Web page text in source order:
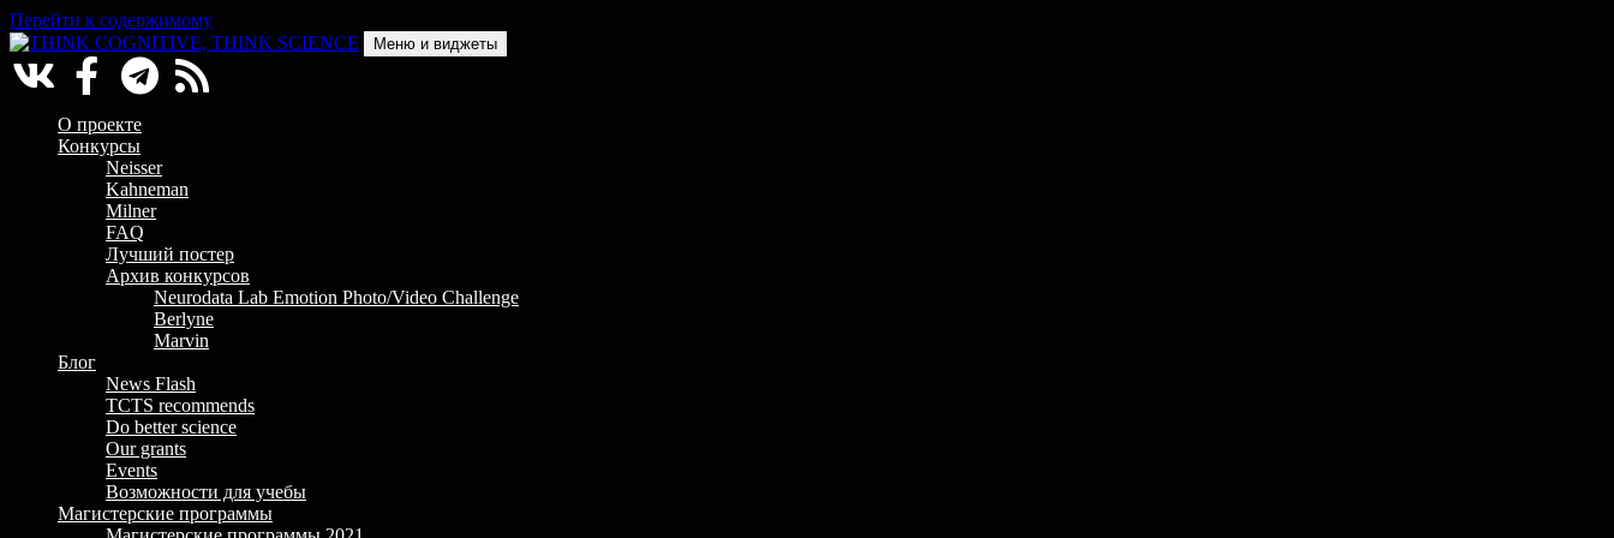
Перейти к содержимому
THINK COGNITIVE, THINK SCIENCE
Научно-образовательный проект в сфере когнитивной науки
Меню и виджеты
О проекте
Конкурсы
Neisser
Kahneman
Milner
FAQ
Лучший постер
Архив конкурсов
Neurodata Lab Emotion Photo/Video Challenge
Berlyne
Marvin
Блог
News Flash
TCTS recommends
Do better science
Our grants
Events
Возможности для учебы
Магистерские программы